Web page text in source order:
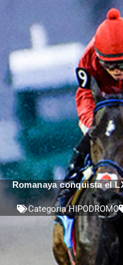
Romanaya conquista el
Categoria HIPODROMO